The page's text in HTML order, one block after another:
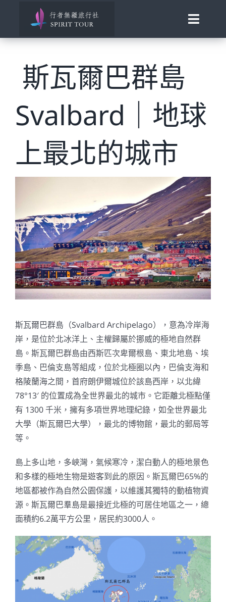
Toggle
旅行講座
發現南北極
歐洲風華
合作邀約
關於我們
View
Image
斯瓦爾巴群島
Svalbard｜地球
上最北的城市
斯瓦爾巴群島（Svalbard Archipelago），意為冷岸海
岸，是位於北冰洋上、主權歸屬於挪威的極地自然群
島。斯瓦爾巴群島由西斯匹次卑爾根島、東北地島、埃
季島、巴倫支島等組成，位於北極圈以內，巴倫支海和
格陵蘭海之間，首府朗伊爾城位於該島西岸，以北緯
78°13′ 的位置成為全世界最北的城市。它距離北極點僅
有 1300 千米，擁有多項世界地理紀錄，如全世界最北
大學（斯瓦爾巴大學），最北的博物館，最北的郵局等
等。
島上多山地，多峽灣，氣候寒冷，潔白動人的極地景色
和多樣的極地生物是遊客到此的原因。斯瓦爾巴65%的
地區都被作為自然公園保護，以維護其獨特的動植物資
源。斯瓦爾巴羣島是最接近北極的可居住地區之一，總
面積約6.2萬平方公里，居民約3000人。